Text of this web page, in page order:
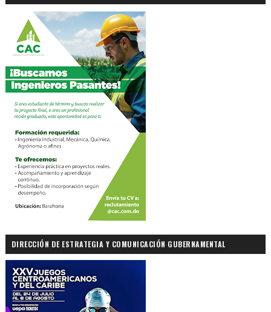
DIRECCIÓN DE ESTRATEGIA Y COMUNICACIÓN GUBERNAMENTAL